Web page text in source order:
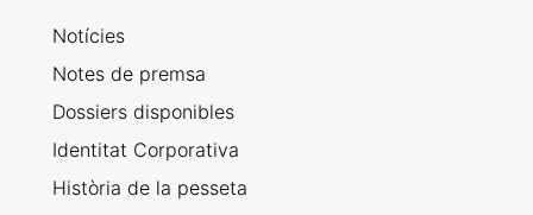
Notícies
Notes de premsa
Dossiers disponibles
Identitat Corporativa
Història de la pesseta